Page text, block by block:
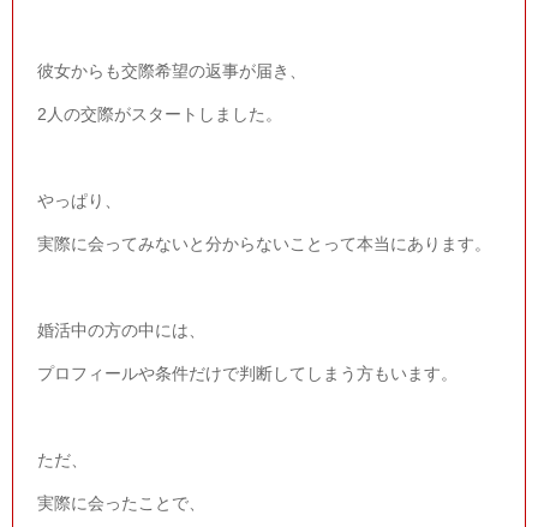
彼女からも交際希望の返事が届き、
2 人の交際がスタートしました。
やっぱり、
実際に会ってみないと分からないことって本当にあります。
婚活中の方の中には、
プロフィールや条件だけで判断してしまう方もいます。
ただ、
実際に会ったことで、